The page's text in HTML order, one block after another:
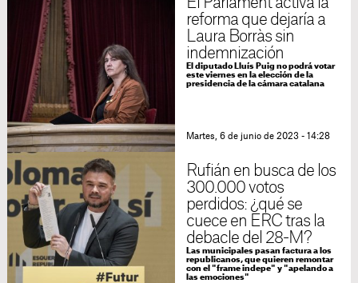
El Parlament activa la
reforma que dejaría a
Laura Borràs sin
indemnización
El diputado Lluís Puig no podrá votar
este viernes en la elección de la
presidencia de la cámara catalana
Martes, 6 de junio de 2023 - 14:28
Rufián en busca de los
300.000 votos
perdidos: ¿qué se
cuece en ERC tras la
debacle del 28-M?
Las municipales pasan factura a los
republicanos, que quieren remontar
con el "frame indepe" y "apelando a
las emociones"